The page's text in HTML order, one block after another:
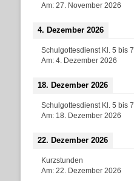
Am: 27. November 2026
4. Dezember 2026
Schulgottesdienst Kl. 5 bis 7
Am: 4. Dezember 2026
18. Dezember 2026
Schulgottesdienst Kl. 5 bis 7
Am: 18. Dezember 2026
22. Dezember 2026
Kurzstunden
Am: 22. Dezember 2026